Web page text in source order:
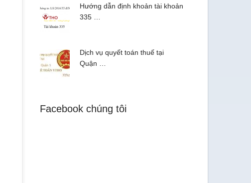
Hướng dẫn định khoản tài khoản
335 …
Dịch vụ quyết toán thuế tại
Quận …
Facebook chúng tôi